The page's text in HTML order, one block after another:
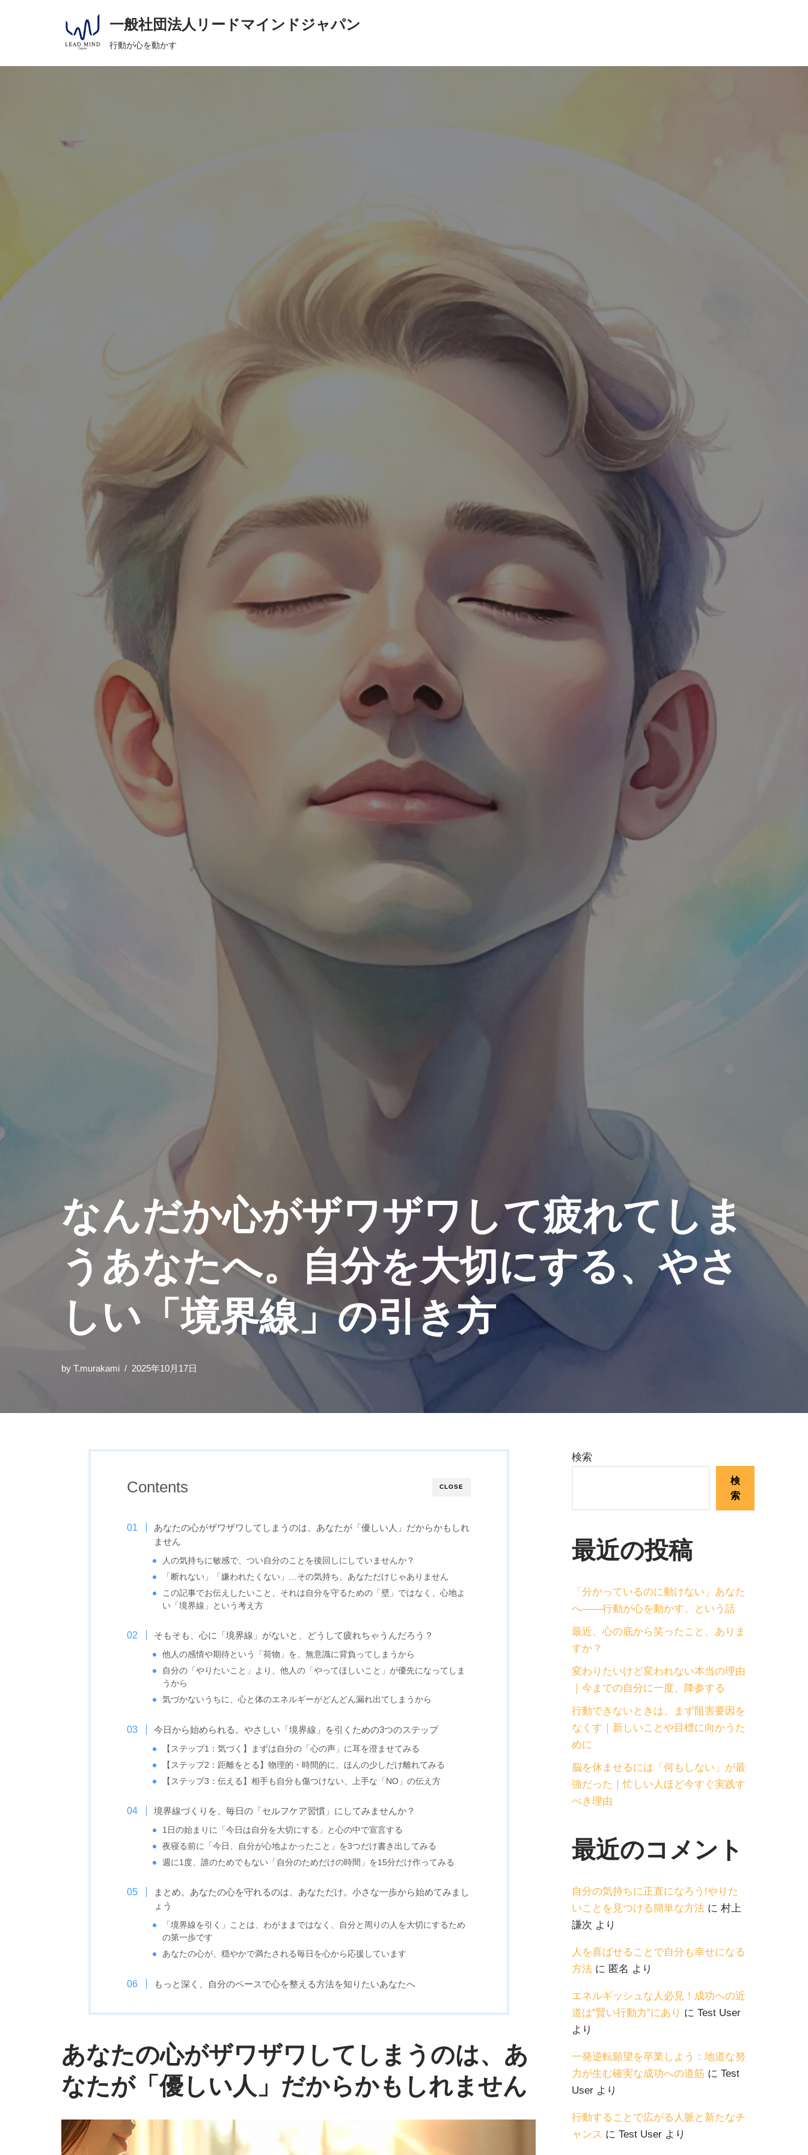
テ
一般社団法人リードマインドジャパン
行動が心を動かす
なんだか心がザワザワして疲れてしま
うあなたへ。自分を大切にする、やさ
しい「境界線」の引き方
by T.murakami 2025年10月17日
CLOSE
Contents
あなたの心がザワザワしてしまうのは、あなたが「優しい人」だからかもしれ
ません
人の気持ちに敏感で、つい自分のことを後回しにしていませんか？
「断れない」「嫌われたくない」…その気持ち、あなただけじゃありません
この記事でお伝えしたいこと、それは自分を守るための「壁」ではなく、心地よ
い「境界線」という考え方
そもそも、心に「境界線」がないと、どうして疲れちゃうんだろう？
他人の感情や期待という「荷物」を、無意識に背負ってしまうから
自分の「やりたいこと」より、他人の「やってほしいこと」が優先になってしま
うから
気づかないうちに、心と体のエネルギーがどんどん漏れ出てしまうから
今日から始められる。やさしい「境界線」を引くための3つのステップ
【ステップ1：気づく】まずは自分の「心の声」に耳を澄ませてみる
【ステップ2：距離をとる】物理的・時間的に、ほんの少しだけ離れてみる
【ステップ3：伝える】相手も自分も傷つけない、上手な「NO」の伝え方
境界線づくりを、毎日の「セルフケア習慣」にしてみませんか？
1日の始まりに「今日は自分を大切にする」と心の中で宣言する
夜寝る前に「今日、自分が心地よかったこと」を3つだけ書き出してみる
週に1度、誰のためでもない「自分のためだけの時間」を15分だけ作ってみる
まとめ。あなたの心を守れるのは、あなただけ。小さな一歩から始めてみまし
ょう
「境界線を引く」ことは、わがままではなく、自分と周りの人を大切にするため
の第一歩です
あなたの心が、穏やかで満たされる毎日を心から応援しています
もっと深く、自分のペースで心を整える方法を知りたいあなたへ
あなたの心がザワザワしてしまうのは、あ
なたが「優しい人」だからかもしれません
検索
検
索
最近の投稿
「分かっているのに動けない」あなた
へ——行動が心を動かす、という話
最近、心の底から笑ったこと、ありま
すか？
変わりたいけど変われない本当の理由
｜今までの自分に一度、降参する
行動できないときは、まず阻害要因を
なくす｜新しいことや目標に向かうた
めに
脳を休ませるには「何もしない」が最
強だった｜忙しい人ほど今すぐ実践す
べき理由
最近のコメント
自分の気持ちに正直になろう!やりた
いことを見つける簡単な方法 に 村上
謙次 より
人を喜ばせることで自分も幸せになる
方法 に 匿名 より
エネルギッシュな人必見！成功への近
道は”賢い行動力”にあり に Test User
より
一発逆転願望を卒業しよう：地道な努
力が生む確実な成功への道筋 に Test
User より
行動することで広がる人脈と新たなチ
ャンス に Test User より